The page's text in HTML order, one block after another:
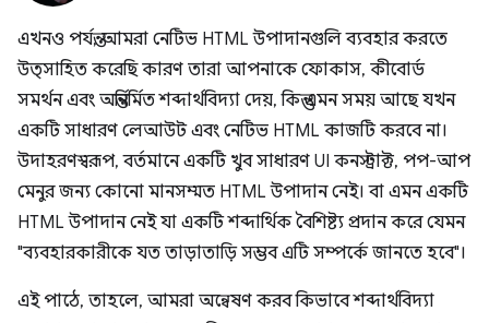
এখনও পর্যন্ত, আমরা নেটিভ HTML উপাদানগুলি ব্যবহার করতে
উত্সাহিত করেছি কারণ তারা আপনাকে ফোকাস, কীবোর্ড
সমর্থন এবং অন্তর্নির্মিত শব্দার্থবিদ্যা দেয়, কিন্তু এমন সময় আছে যখন
একটি সাধারণ লেআউট এবং নেটিভ HTML কাজটি করবে না।
উদাহরণস্বরূপ, বর্তমানে একটি খুব সাধারণ UI কনস্ট্রাক্ট, পপ-আপ
মেনুর জন্য কোনো মানসম্মত HTML উপাদান নেই। বা এমন একটি
HTML উপাদান নেই যা একটি শব্দার্থিক বৈশিষ্ট্য প্রদান করে যেমন
"ব্যবহারকারীকে যত তাড়াতাড়ি সম্ভব এটি সম্পর্কে জানতে হবে"।
এই পাঠে, তাহলে, আমরা অন্বেষণ করব কিভাবে শব্দার্থবিদ্যা